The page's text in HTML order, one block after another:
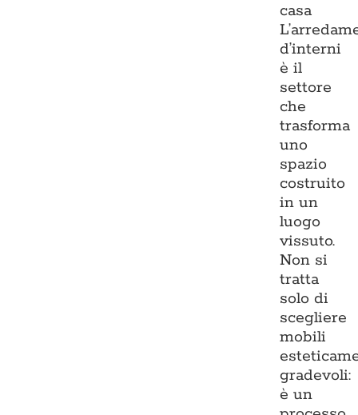
casa
d’interni
è il
settore
che
trasforma
uno
spazio
costruito
in un
luogo
vissuto.
Non si
tratta
solo di
scegliere
mobili
gradevoli:
è un